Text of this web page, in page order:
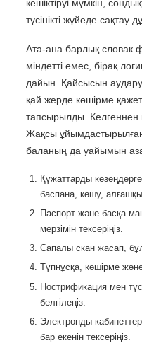
кешіктіруі мүмкін,
түсінікті жүйеде сақтау
Ата-ана барлық словак
міндетті емес, бірақ
дайын. Қайсысын аудару
қай жерде көшірме
тапсырылды. Келгеннен
Жақсы
баланың да уайымын
Құжаттарды кезеңдерге
баспана, көшу,
Паспорт және басқа
мерзімін тексеріңіз.
Сапалы скан жасап,
Түпнұсқа, көшірме
Нострификация мен
белгілеңіз.
Электронды
бар екенін тексеріңіз.